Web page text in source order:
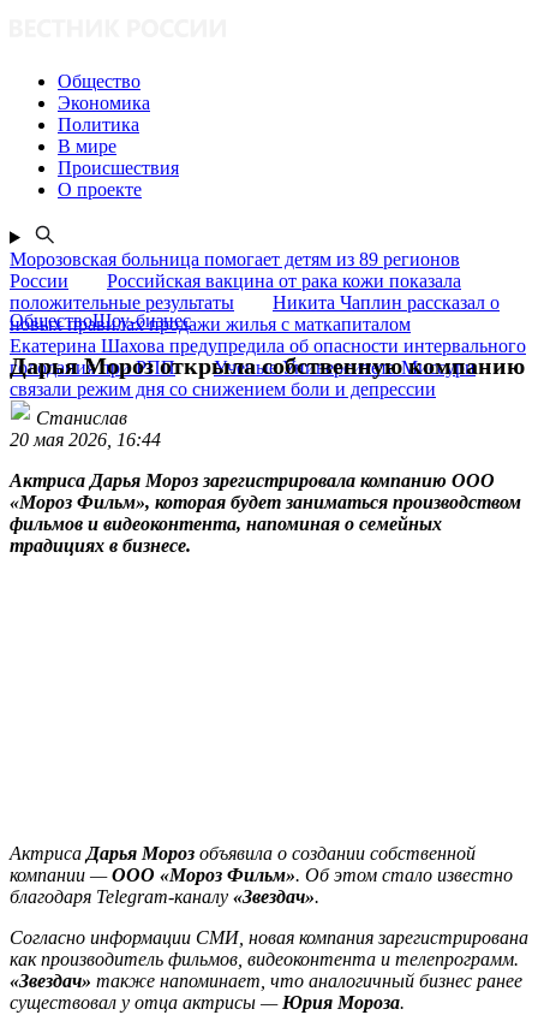
Общество
Экономика
Политика
В мире
Происшествия
О проекте
Морозовская больница помогает детям из 89 регионов
России
Российская вакцина от рака кожи показала
положительные результаты
Никита Чаплин рассказал о
новых правилах продажи жилья с маткапиталом
Екатерина Шахова предупредила об опасности интервального
голодания при РПП
Ученые Университета Миссури
связали режим дня со снижением боли и депрессии
ОбществоШоу-бизнес
Дарья Мороз открыла собственную компанию
Станислав
20 мая 2026, 16:44
Актриса Дарья Мороз зарегистрировала компанию ООО
«Мороз Фильм», которая будет заниматься производством
фильмов и видеоконтента, напоминая о семейных
традициях в бизнесе.
Актриса Дарья Мороз объявила о создании собственной
компании —ООО «Мороз Фильм». Об этом стало известно
благодаря Telegram-каналу «Звездач».
Согласно информации СМИ, новая компания зарегистрирована
как производитель фильмов, видеоконтента и телепрограмм.
«Звездач» также напоминает, что аналогичный бизнес ранее
существовал у отца актрисы — Юрия Мороза.